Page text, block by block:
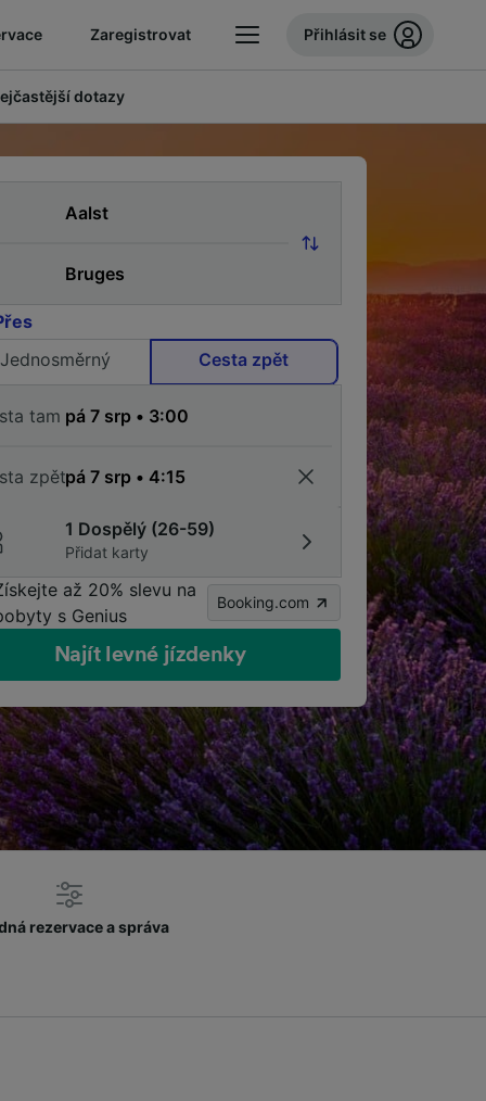
Zaregistrovat Přihlásit se
dotazy
Jednosměrný
Cesta zpět
tam
zpět
1 Dospělý (26-59)
Přidat karty
až 20% slevu na
s Genius
Booking.com
Najít levné jízdenky
rezervace a správa